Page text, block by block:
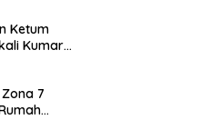
Ketum
Kumar
7